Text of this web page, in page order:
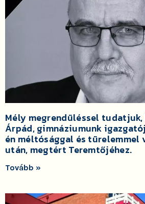
Mély megrendüléssel
Árpád, gimnáziumunk
én méltósággal és türelemmel
után, megtért Teremtőjéhez.
Tovább »